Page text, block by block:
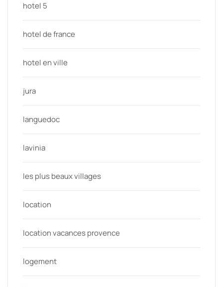
hotel 5
hotel de france
hotel en ville
jura
languedoc
lavinia
les plus beaux villages
location
location vacances provence
logement